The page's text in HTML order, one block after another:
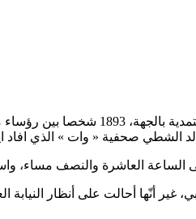
وأمن عملية الاقتراع والفرز في مجموع